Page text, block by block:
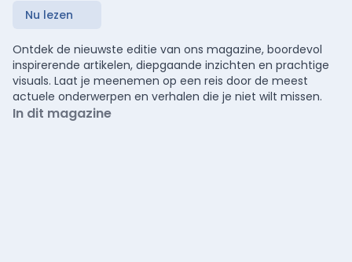
Nu lezen
Ontdek de nieuwste editie van ons magazine, boordevol
inspirerende artikelen, diepgaande inzichten en prachtige
visuals. Laat je meenemen op een reis door de meest
actuele onderwerpen en verhalen die je niet wilt missen.
In dit magazine